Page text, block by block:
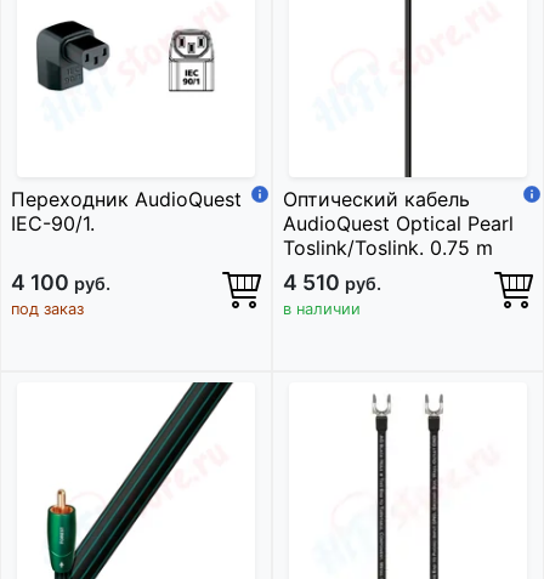
Переходник AudioQuest
IEC-90/1.
4 100 руб.
под заказ
Оптический кабель
AudioQuest Optical Pearl
Toslink/Toslink. 0.75 m
4 510 руб.
в наличии